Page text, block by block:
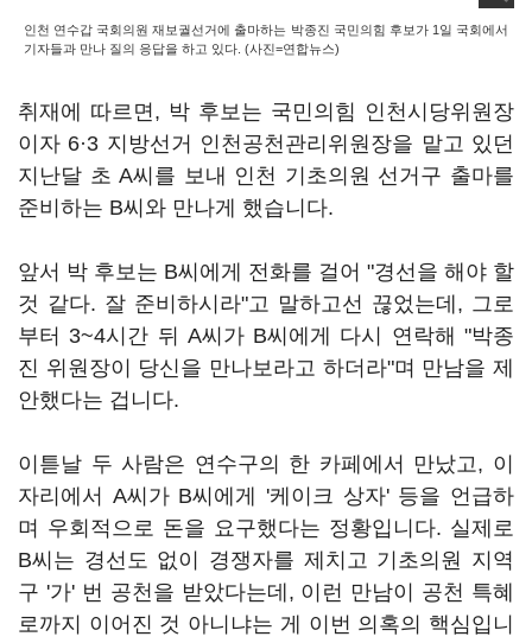
인천 연수갑 국회의원 재보궐선거에 출마하는 박종진 국민의힘 후보가 1일 국회에서
기자들과 만나 질의 응답을 하고 있다. (사진=연합뉴스)
취재에 따르면, 박 후보는 국민의힘 인천시당위원장
이자 6·3 지방선거 인천공천관리위원장을 맡고 있던
지난달 초 A씨를 보내 인천 기초의원 선거구 출마를
준비하는 B씨와 만나게 했습니다.
앞서 박 후보는 B씨에게 전화를 걸어 "경선을 해야 할
것 같다. 잘 준비하시라"고 말하고선 끊었는데, 그로
부터 3~4시간 뒤 A씨가 B씨에게 다시 연락해 "박종
진 위원장이 당신을 만나보라고 하더라"며 만남을 제
안했다는 겁니다.
이튿날 두 사람은 연수구의 한 카페에서 만났고, 이
자리에서 A씨가 B씨에게 '케이크 상자' 등을 언급하
며 우회적으로 돈을 요구했다는 정황입니다. 실제로
B씨는 경선도 없이 경쟁자를 제치고 기초의원 지역
구 '가' 번 공천을 받았다는데, 이런 만남이 공천 특혜
로까지 이어진 것 아니냐는 게 이번 의혹의 핵심입니